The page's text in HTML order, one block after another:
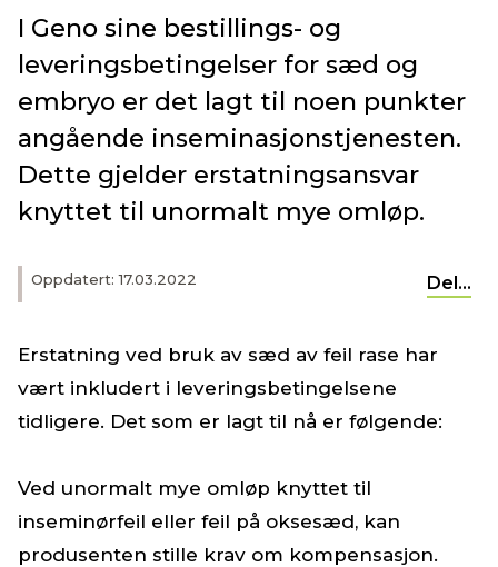
Oppdatert: 17.03.2022 Del...
I Geno sine bestillings- og
leveringsbetingelser for sæd og
embryo er det lagt til noen punkter
angående inseminasjonstjenesten.
Dette gjelder erstatningsansvar
knyttet til unormalt mye omløp.
Erstatning ved bruk av sæd av feil rase har
vært inkludert i leveringsbetingelsene
tidligere. Det som er lagt til nå er følgende:
Ved unormalt mye omløp knyttet til
inseminørfeil eller feil på oksesæd, kan
produsenten stille krav om kompensasjon.​